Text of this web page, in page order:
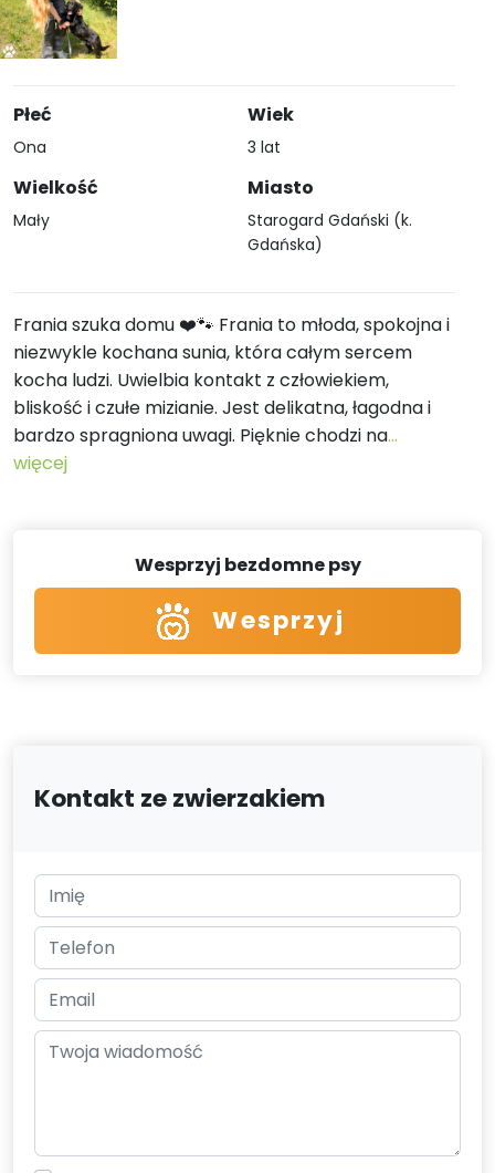
Płeć
Ona
Wielkość
Mały
Wiek
3 lat
Miasto
Starogard Gdański (k.
Gdańska)
Frania szuka domu ❤️🐾 Frania to młoda, spokojna i
niezwykle kochana sunia, która całym sercem
kocha ludzi. Uwielbia kontakt z człowiekiem,
bliskość i czułe mizianie. Jest delikatna, łagodna i
bardzo spragniona uwagi. Pięknie chodzi na...
więcej
Wesprzyj bezdomne psy
Wesprzyj
Kontakt ze zwierzakiem